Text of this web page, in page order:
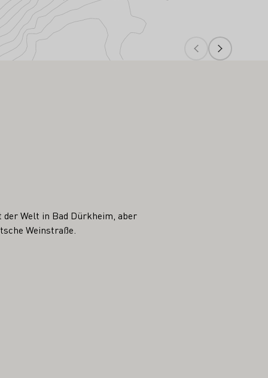
der Welt in Bad Dürkheim, aber
Weinstraße.